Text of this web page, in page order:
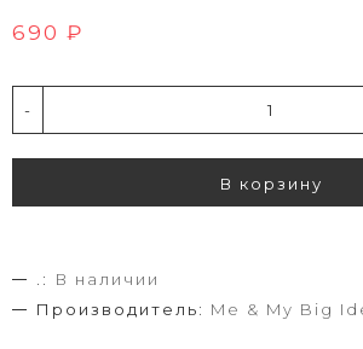
690 ₽
-
В корзину
.:
В наличии
Производитель: Me & My Big